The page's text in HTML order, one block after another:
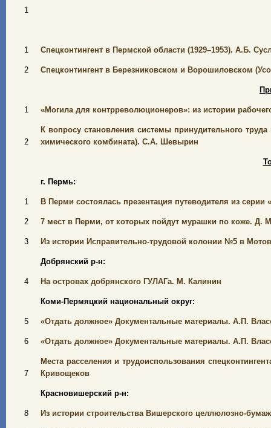
1
1 Спецконтингент в Пермской области (1929–1953). А.Б.
2 Спецконтингент в Березниковском и Ворошиловском
1 «Могила для контрреволюционеров»: из истории
2
К вопросу становления системы принудительного
химического комбината). С.А. Шевырин
1
г. Пермь:
В Перми состоялась презентация путеводителя из серии
2 7 мест в Перми, от которых пойдут мурашки по коже. Д.
3 Из истории Исправительно-трудовой колонии №5 в
4
Добрянский р-н:
На островах добрянского ГУЛАГа. М. Калинин
5
Коми-Пермяцкий национальный округ:
«Отдать должное» Документальные материалы. А.П.
6 «Отдать должное» Документальные материалы. А.П.
7
Места расселения и трудоиспользования
Кривощеков
8
Красновишерский р-н:
Из истории строительства Вишерского целлюлозно-